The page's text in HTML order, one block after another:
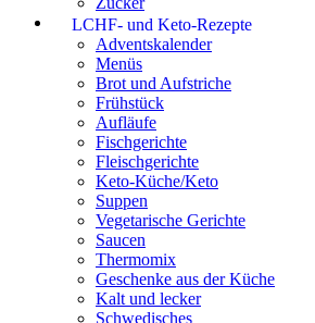
LCHF- und Keto-Rezepte
Adventskalender
Menüs
Brot und Aufstriche
Frühstück
Aufläufe
Fischgerichte
Fleischgerichte
Keto-Küche/Keto
Suppen
Vegetarische Gerichte
Saucen
Thermomix
Geschenke aus der Küche
Kalt und lecker
Schwedisches